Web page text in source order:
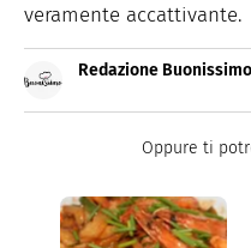
veramente accattivante.
Redazione Buonissimo
quale trovi idee
Oppure ti